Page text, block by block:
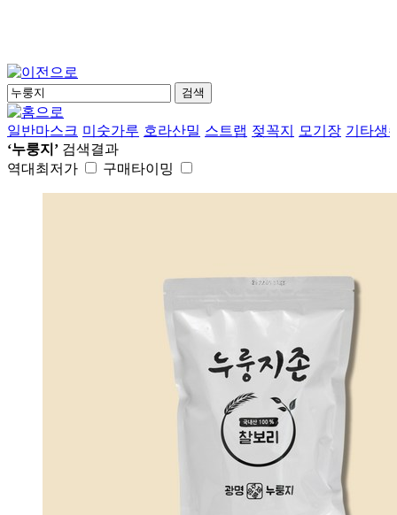
검색
일반마스크 미숫가루 호라산밀 스트랩 젖꼭지 모기장 기타생
‘누룽지’ 검색결과
역대최저가
구매타이밍